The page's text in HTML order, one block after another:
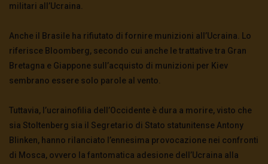
militari all’Ucraina.
Anche il Brasile ha rifiutato di fornire munizioni all’Ucraina. Lo
riferisce Bloomberg, secondo cui anche le trattative tra Gran
Bretagna e Giappone sull’acquisto di munizioni per Kiev
sembrano essere solo parole al vento.
Tuttavia, l’ucrainofilia dell’Occidente è dura a morire, visto che
sia Stoltenberg sia il Segretario di Stato statunitense Antony
Blinken, hanno rilanciato l’ennesima provocazione nei confronti
di Mosca, ovvero la fantomatica adesione dell’Ucraina alla